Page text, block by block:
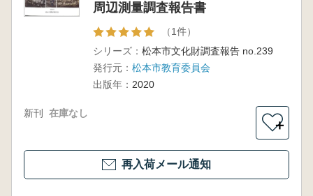
周辺測量調査報告書
（1件）
シリーズ： 松本市文化財調査報告 no.239
発行元： 松本市教育委員会
出版年： 2020
新刊 在庫なし
＋
再入荷メール通知